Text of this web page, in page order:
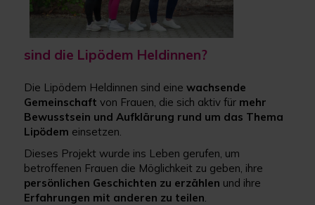
sind die Lipödem Heldinnen?
Die Lipödem Heldinnen sind einewachsende
Gemeinschaftvon Frauen, die sich aktiv für mehr
Bewusstsein und Aufklärung rund um das Thema
Lipödem einsetzen.
Dieses Projekt wurde ins Leben gerufen, um
betroffenen Frauen die Möglichkeit zu geben, ihre
persönlichen Geschichten zu erzählen und ihre
Erfahrungen mit anderen zu teilen